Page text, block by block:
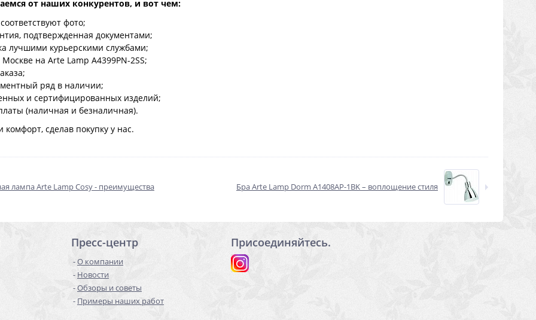
от наших конкурентов, и вот чем:
фото;
подтвержденная документами;
лучшими курьерскими службами;
на Arte Lamp A4399PN-2SS;
ряд в наличии;
и сертифицированных изделий;
(наличная и безналичная).
комфорт, сделав покупку у нас.
лампа Arte Lamp Cosy - преимущества Бра Arte Lamp Dorm A1408AP-1BK – воплощение стиля
Пресс-центр
О компании
Новости
Обзоры и советы
Примеры наших работ
Присоединяйтесь.